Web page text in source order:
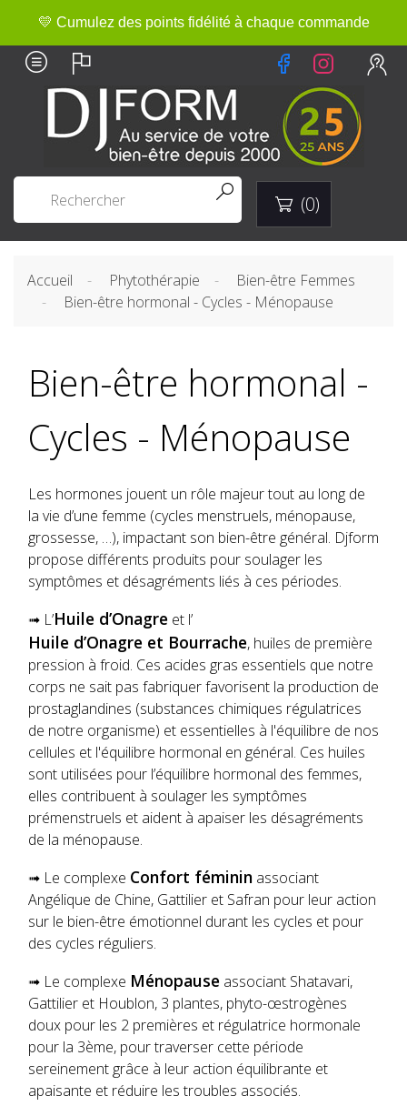
💛 Cumulez des points fidélité à chaque commande


 (0)
Accueil Phytothérapie
Bien-être Femmes
Bien-être hormonal - Cycles - Ménopause
Bien-être hormonal -
Cycles - Ménopause
Les hormones jouent un rôle majeur tout au long de
la vie d’une femme (cycles menstruels, ménopause,
grossesse, …), impactant son bien-être général. Djform
propose différents produits pour soulager les
symptômes et désagréments liés à ces périodes.
➟ L’Huile d’Onagre et l’
Huile d’Onagre et Bourrache, huiles de première
pression à froid. Ces acides gras essentiels que notre
corps ne sait pas fabriquer favorisent la production de
prostaglandines (substances chimiques régulatrices
de notre organisme) et essentielles à l'équilibre de nos
cellules et l'équilibre hormonal en général. Ces huiles
sont utilisées pour l’équilibre hormonal des femmes,
elles contribuent à soulager les symptômes
prémenstruels et aident à apaiser les désagréments
de la ménopause.
➟ Le complexe Confort féminin associant
Angélique de Chine, Gattilier et Safran pour leur action
sur le bien-être émotionnel durant les cycles et pour
des cycles réguliers.
➟ Le complexe Ménopause associant Shatavari,
Gattilier et Houblon, 3 plantes, phyto-œstrogènes
doux pour les 2 premières et régulatrice hormonale
pour la 3ème, pour traverser cette période
sereinement grâce à leur action équilibrante et
apaisante et réduire les troubles associés.